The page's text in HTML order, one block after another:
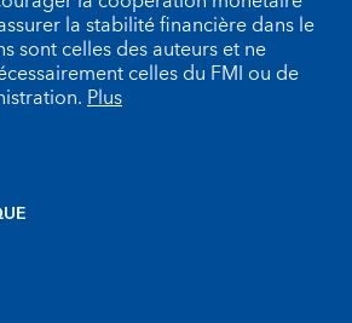
la stabilité financière dans le
sont celles des auteurs et ne
celles du FMI ou de
Plus